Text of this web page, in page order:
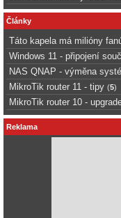
Články
Táto kapela má milióny
Windows 11 - připojení
NAS QNAP - výměna
MikroTik router 11 - tipy (5)
MikroTik router 10 -
Reklama